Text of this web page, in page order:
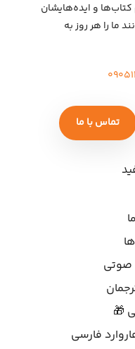
کتاب‌ها و ایده‌هایشان
ما را هر روز به
تماس با ما
صوتی
🎁
فارسی